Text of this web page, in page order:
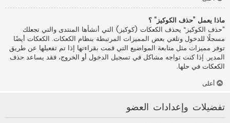
ماذا يعمل ”حذف الكوكيز“ ؟
”حذف الكوكيز“ يحذف الكعكات (كوكيز) التي أنشأها المنتدى والتي تجعلك
مسجلًا للدخول وتلغي بعض المميزات المرتبطة بنظام الكعكات. الكعكات أيضًا
توفر مميزات مثل متابعة المواضيع التي قمت بقراءتها إذا تم تفعيلها عن طريق
المدير. إذا كنت تواجه مشاكل في تسجيل الدخول أو الخروج، فقد يساعد حذف
الكعكات في حلها.
أعلى
تفضيلات وإعدادات العضو